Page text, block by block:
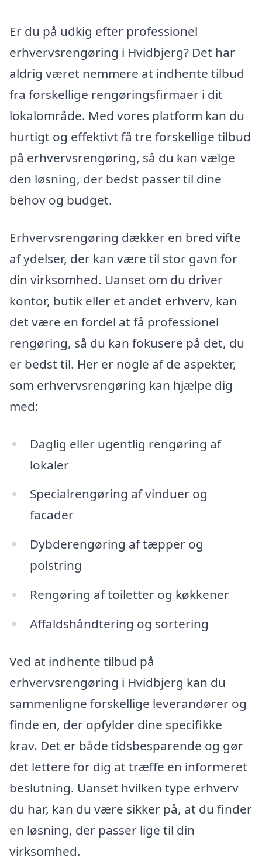
Er du på udkig efter professionel
erhvervsrengøring i Hvidbjerg? Det har
aldrig været nemmere at indhente tilbud
fra forskellige rengøringsfirmaer i dit
lokalområde. Med vores platform kan du
hurtigt og effektivt få tre forskellige tilbud
på erhvervsrengøring, så du kan vælge
den løsning, der bedst passer til dine
behov og budget.
Erhvervsrengøring dækker en bred vifte
af ydelser, der kan være til stor gavn for
din virksomhed. Uanset om du driver
kontor, butik eller et andet erhverv, kan
det være en fordel at få professionel
rengøring, så du kan fokusere på det, du
er bedst til. Her er nogle af de aspekter,
som erhvervsrengøring kan hjælpe dig
med:
Daglig eller ugentlig rengøring af
lokaler
Specialrengøring af vinduer og
facader
Dybderengøring af tæpper og
polstring
Rengøring af toiletter og køkkener
Affaldshåndtering og sortering
Ved at indhente tilbud på
erhvervsrengøring i Hvidbjerg kan du
sammenligne forskellige leverandører og
finde en, der opfylder dine specifikke
krav. Det er både tidsbesparende og gør
det lettere for dig at træffe en informeret
beslutning. Uanset hvilken type erhverv
du har, kan du være sikker på, at du finder
en løsning, der passer lige til din
virksomhed.